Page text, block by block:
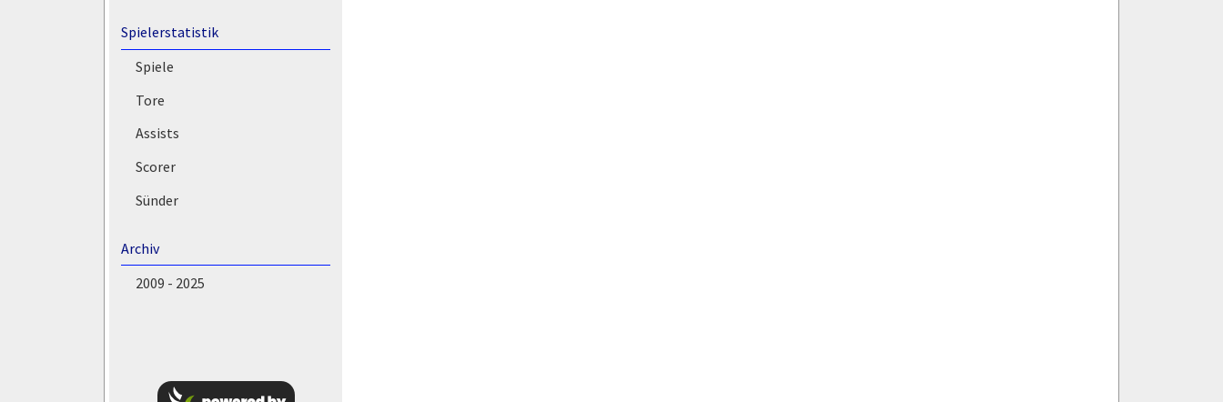
Spielerstatistik
Spiele
Tore
Assists
Scorer
Sünder
Archiv
2009 - 2025